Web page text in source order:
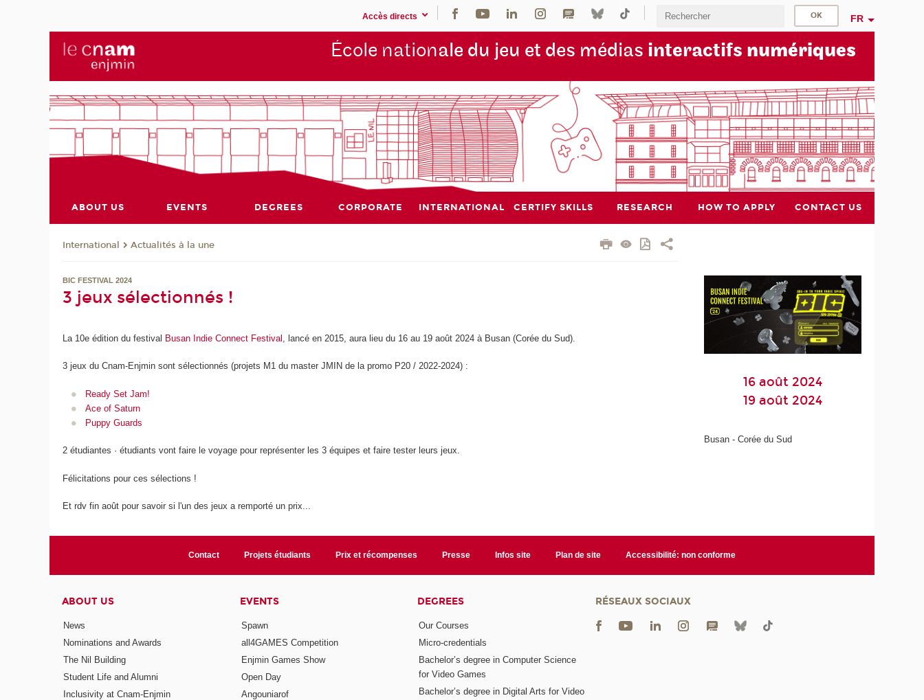
Accès directs FR
École nationale du jeu et des médias interactifs numériques
ABOUT US EVENTS DEGREES CORPORATE INTERNATIONAL CERTIFY SKILLS RESEARCH HOW TO APPLY CONTACT US
International Actualités à la une
BIC FESTIVAL 2024
3 jeux sélectionnés !
La 10e édition du festival Busan Indie Connect Festival , lancé en 2015, aura lieu du 16 au 19 août 2024 à Busan (Corée du Sud).
3 jeux du Cnam-Enjmin sont sélectionnés (projets M1 du master JMIN de la promo P20 / 2022-2024) :
Ready Set Jam!
Ace of Saturn
Puppy Guards
2 étudiantes · étudiants vont faire le voyage pour représenter les 3 équipes et faire tester leurs jeux.
Félicitations pour ces sélections !
Et rdv fin août pour savoir si l'un des jeux a remporté un prix...
16 août 2024
19 août 2024
Busan - Corée du Sud
Contact Projets étudiants Prix et récompenses Presse Infos site Plan de site Accessibilité: non conforme
ABOUT US
News
Nominations and Awards
The Nil Building
Student Life and Alumni
Inclusivity at Cnam-Enjmin
EVENTS
Spawn
all4GAMES Competition
Enjmin Games Show
Open Day
Angouniarof
DEGREES
Our Courses
Micro-credentials
Bachelor’s degree in Computer Science
for Video Games
Bachelor’s degree in Digital Arts for Video
RÉSEAUX SOCIAUX